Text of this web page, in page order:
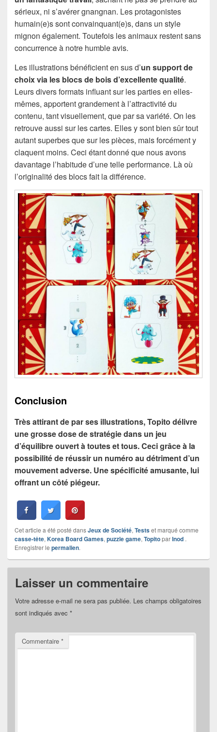
sérieux, ni s’avérer gnangnan. Les protagonistes
humain(e)s sont convainquant(e)s, dans un style
mignon également. Toutefois les animaux restent sans
concurrence à notre humble avis.
Les illustrations bénéficient en sus d’un support de
choix via les blocs de bois d’excellente qualité.
Leurs divers formats influant sur les parties en elles-
mêmes, apportent grandement à l’attractivité du
contenu, tant visuellement, que par sa variété. On les
retrouve aussi sur les cartes. Elles y sont bien sûr tout
autant superbes que sur les pièces, mais forcément y
claquent moins. Ceci étant donné que nous avons
davantage l’habitude d’une telle performance. Là où
l’originalité des blocs fait la différence.
Conclusion
Très attirant de par ses illustrations, Topito délivre
une grosse dose de stratégie dans un jeu
d’équilibre ouvert à toutes et tous. Ceci grâce à la
possibilité de réussir un numéro au détriment d’un
mouvement adverse. Une spécificité amusante, lui
offrant un côté piégeur.
Cet article a été posté dansJeux de Société, Testset marqué comme
casse-tête, Korea Board Games, puzzle game, TopitoparInod .
Enregistrer le permalien.
Laisser un commentaire
Votre adresse e-mail ne sera pas publiée. Les champs obligatoires
sont indiqués avec *
Commentaire *